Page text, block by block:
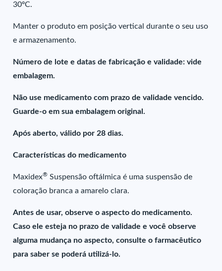
30ºC.
Manter o produto em posição vertical durante o seu uso
e armazenamento.
Número de lote e datas de fabricação e validade: vide
embalagem.
Não use medicamento com prazo de validade vencido.
Guarde-o em sua embalagem original.
Após aberto, válido por 28 dias.
Características do medicamento
Maxidex® Suspensão oftálmica é uma suspensão de
coloração branca a amarelo clara.
Antes de usar, observe o aspecto do medicamento.
Caso ele esteja no prazo de validade e você observe
alguma mudança no aspecto, consulte o farmacêutico
para saber se poderá utilizá-lo.